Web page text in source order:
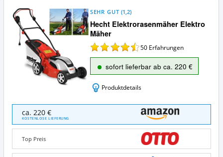
Hecht Elektrorasenmäher Elektro
Mäher
SEHR GUT (1,2)
50 Erfahrungen
sofort lieferbar ab ca. 220 €
Produktdetails
Hecht
Elektrorasenmäher
Elektro
Mäher
Angebote:
Wo
ca. 220 €
KOSTENLOSE LIEFERUNG
Top Preis